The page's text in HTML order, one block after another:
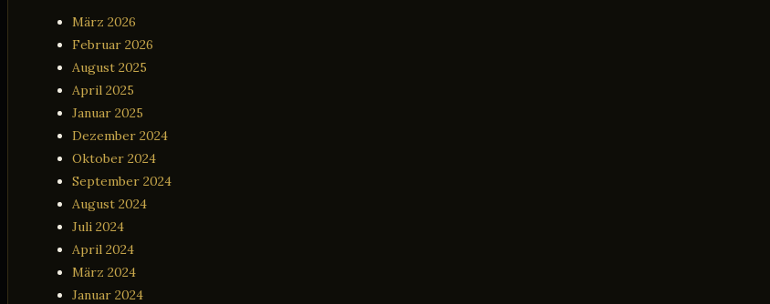
März 2026
Februar 2026
August 2025
April 2025
Januar 2025
Dezember 2024
Oktober 2024
September 2024
August 2024
Juli 2024
April 2024
März 2024
Januar 2024